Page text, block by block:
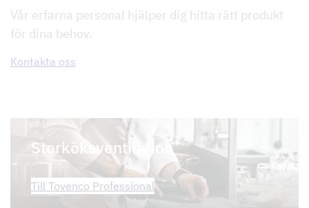
Vår erfarna personal hjälper dig hitta rätt produkt
för dina behov.
Kontakta oss
Storköks­ventilation PRO
Till Tovenco Professional